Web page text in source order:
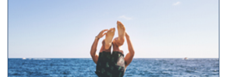
derrière ses longues droites accessibles et régulières, la
destination dévoile un terrain de jeu bien plus vaste :
safaris, temples anciens, lagunes sauvages et montagnes
couvertes de thé. Une escale où la glisse devient le point de
départ d’un voyage complet.